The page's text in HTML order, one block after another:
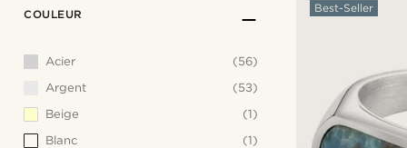
Best-Seller
COULEUR
Acier
(56)
Argent
(53)
Beige
(1)
Blanc
(1)